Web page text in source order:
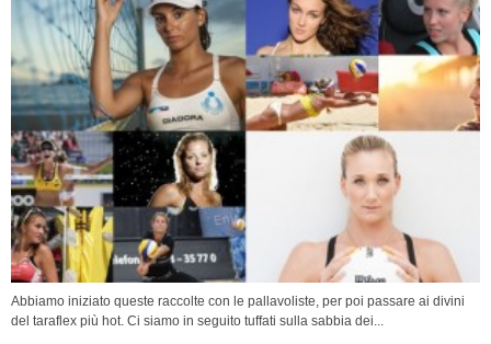
Abbiamo iniziato queste raccolte con le pallavoliste, per poi passare ai divini
del taraflex più hot. Ci siamo in seguito tuffati sulla sabbia dei...